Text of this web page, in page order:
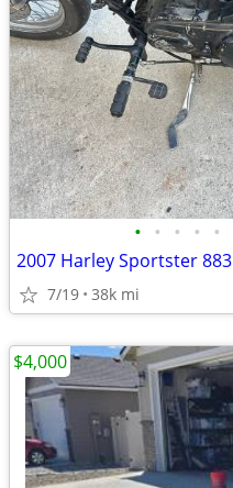
• • • • •
2007 Harley Sportster 883
7/19 38k mi
$4,000